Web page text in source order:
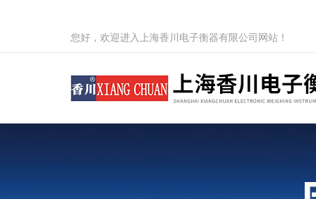
您好，欢迎进入上海香川电子衡器有限公司网站！